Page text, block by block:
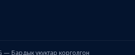
— Бардык укуктар корголгон